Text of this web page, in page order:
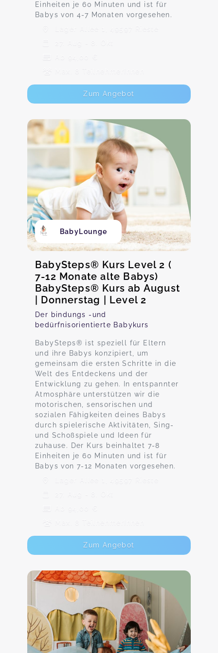
Einheiten je 60 Minuten und ist für
Babys von 4-7 Monaten vorgesehen.
Lager Allee 1, 49597 Rieste
27. Aug - 8. Okt
Ab 94,00 €
Max. 8 TeilnehmerInnen
Zum Angebot
BabyLounge
BabySteps® Kurs Level 2 (
7-12 Monate alte Babys)
BabySteps® Kurs ab August
| Donnerstag | Level 2
Der bindungs -und
bedürfnisorientierte Babykurs
BabySteps® ist speziell für Eltern
und ihre Babys konzipiert, um
gemeinsam die ersten Schritte in die
Welt des Entdeckens und der
Entwicklung zu gehen. In entspannter
Atmosphäre unterstützen wir die
motorischen, sensorischen und
sozialen Fähigkeiten deines Babys
durch spielerische Aktivitäten, Sing-
und Schoßspiele und Ideen für
zuhause. Der Kurs beinhaltet 7-8
Einheiten je 60 Minuten und ist für
Babys von 7-12 Monaten vorgesehen.
Lager Allee 1, 49597 Rieste
27. Aug - 8. Okt
Ab 94,00 €
Max. 8 TeilnehmerInnen
Zum Angebot